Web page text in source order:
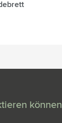
können